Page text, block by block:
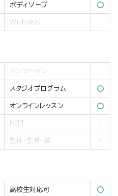
ボディソープ
Wi-Fiあり
マンツーマン
スタジオプログラム
オンラインレッスン
HIIT
整体・整骨・鍼
高校生対応可